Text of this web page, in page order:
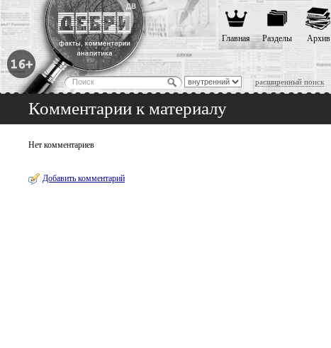
расширенный поиск
Главная Разделы Архив
Комментарии к материалу
Нет комментариев
Добавить комментарий